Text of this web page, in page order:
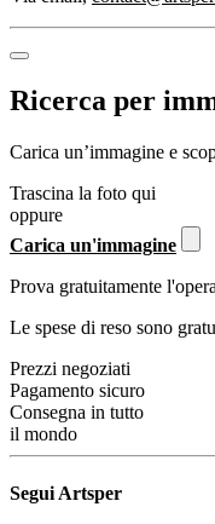
Ricerca per
Carica un’immagine e
Trascina la foto qui
oppure
Carica un'immagine
Prova gratuitamente
Le spese di reso sono
Prezzi negoziati
Pagamento sicuro
Consegna in tutto
il mondo
Segui Artsper